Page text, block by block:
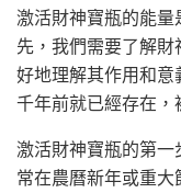
激活財神寶瓶的能
先，我們需要了解
好地理解其作用和
千年前就已經存在，
激活財神寶瓶的第
常在農曆新年或重大